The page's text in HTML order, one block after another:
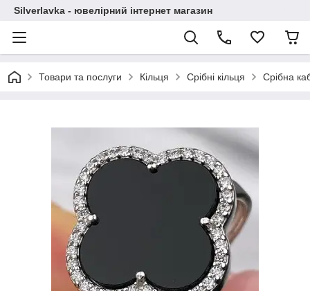
Silverlavka - ювелірний інтернет магазин
Товари та послуги Кільця Срібні кільця Срібна